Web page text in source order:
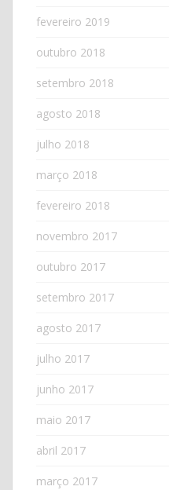
fevereiro 2019
outubro 2018
setembro 2018
agosto 2018
julho 2018
março 2018
fevereiro 2018
novembro 2017
outubro 2017
setembro 2017
agosto 2017
julho 2017
junho 2017
maio 2017
abril 2017
março 2017